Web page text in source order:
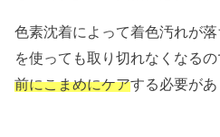
色素沈着によって着色汚れが
を使っても取り切れなくなる
前にこまめにケアする必要があ